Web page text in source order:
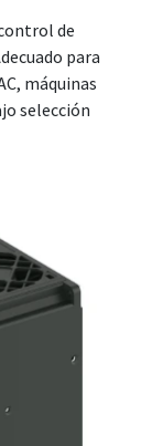
de
para
máquinas
selección